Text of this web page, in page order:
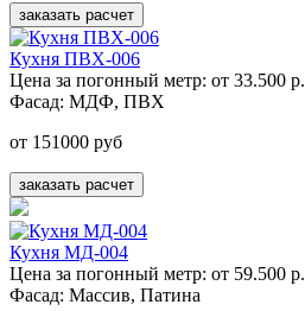
заказать расчет
Кухня ПВХ-006
Цена за погонный метр: от 33.500 р.
Фасад: МДФ, ПВХ
от 151000 руб
заказать расчет
Кухня МД-004
Цена за погонный метр: от 59.500 р.
Фасад: Массив, Патина